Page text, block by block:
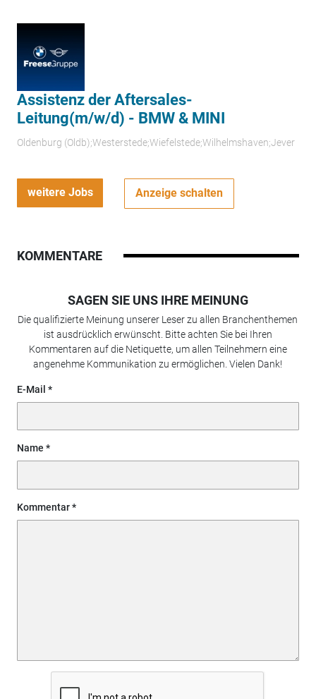
Assistenz der Aftersales-
Leitung(m/w/d) - BMW & MINI
Oldenburg (Oldb);Westerstede;Wiefelstede;Wilhelmshaven;Jever
weitere Jobs Anzeige schalten
KOMMENTARE
SAGEN SIE UNS IHRE MEINUNG
Die qualifizierte Meinung unserer Leser zu allen Branchenthemen
ist ausdrücklich erwünscht. Bitte achten Sie bei Ihren
Kommentaren auf die Netiquette, um allen Teilnehmern eine
angenehme Kommunikation zu ermöglichen. Vielen Dank!
E-Mail
Name
Kommentar